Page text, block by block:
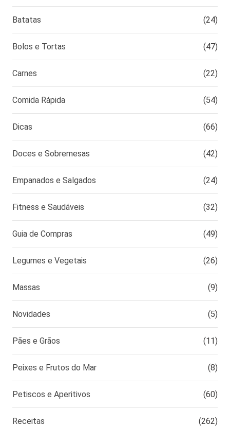
Batatas (24)
Bolos e Tortas (47)
Carnes (22)
Comida Rápida (54)
Dicas (66)
Doces e Sobremesas (42)
Empanados e Salgados (24)
Fitness e Saudáveis (32)
Guia de Compras (49)
Legumes e Vegetais (26)
Massas (9)
Novidades (5)
Pães e Grãos (11)
Peixes e Frutos do Mar (8)
Petiscos e Aperitivos (60)
Receitas (262)